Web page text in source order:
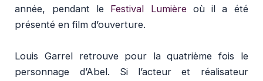
année, pendant le Festival Lumièreoù il a été
présenté en film d’ouverture.
Louis Garrel retrouve pour la quatrième fois le
personnage d’Abel. Si l’acteur et réalisateur